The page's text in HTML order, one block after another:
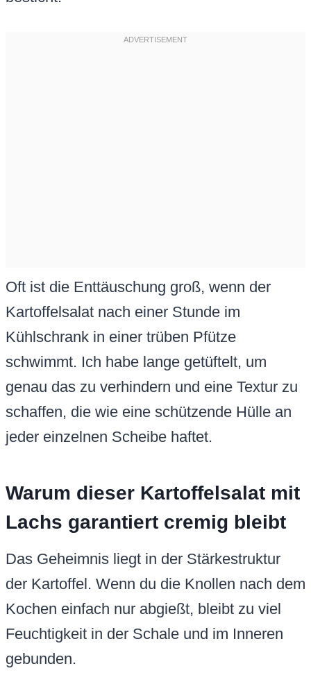
Oft ist die Enttäuschung groß, wenn der
Kartoffelsalat nach einer Stunde im
Kühlschrank in einer trüben Pfütze
schwimmt. Ich habe lange getüftelt, um
genau das zu verhindern und eine Textur zu
schaffen, die wie eine schützende Hülle an
jeder einzelnen Scheibe haftet.
Warum dieser Kartoffelsalat mit
Lachs garantiert cremig bleibt
Das Geheimnis liegt in der Stärkestruktur
der Kartoffel. Wenn du die Knollen nach dem
Kochen einfach nur abgießt, bleibt zu viel
Feuchtigkeit in der Schale und im Inneren
gebunden.